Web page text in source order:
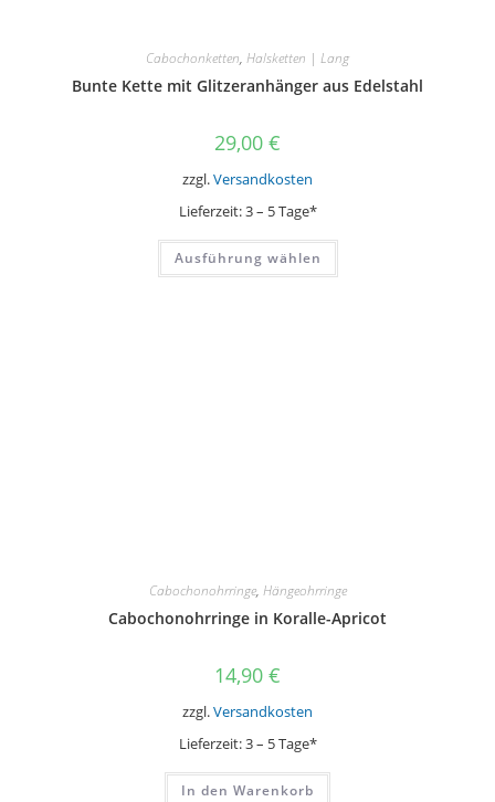
Cabochonketten, Halsketten | Lang
Bunte Kette mit Glitzeranhänger aus Edelstahl
29,00 €
zzgl.Versandkosten
Lieferzeit:3 – 5 Tage*
Ausführung wählen
Dieses
weist
Cabochonohrringe, Hängeohrringe
Cabochonohrringe in Koralle-Apricot
14,90 €
zzgl.Versandkosten
Lieferzeit:3 – 5 Tage*
In den Warenkorb